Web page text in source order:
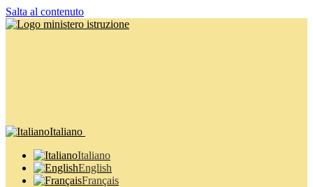
Salta al contenuto
Italiano
Italiano
English
Français